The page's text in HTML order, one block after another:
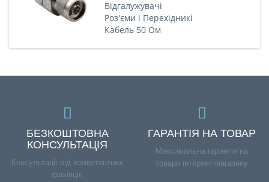
Відгалужувачі
Роз'єми і Перехідникі
Кабель 50 Ом
БЕЗКОШТОВНА
КОНСУЛЬТАЦІЯ
Консультації від компетентних
фахівців
ГАРАНТІЯ НА ТОВАР
Максимальна гарантія на
товари інтернет-магазину